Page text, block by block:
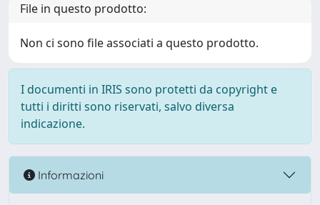
File in questo prodotto:
Non ci sono file associati a questo prodotto.
I documenti in IRIS sono protetti da copyright e
tutti i diritti sono riservati, salvo diversa
indicazione.
Informazioni